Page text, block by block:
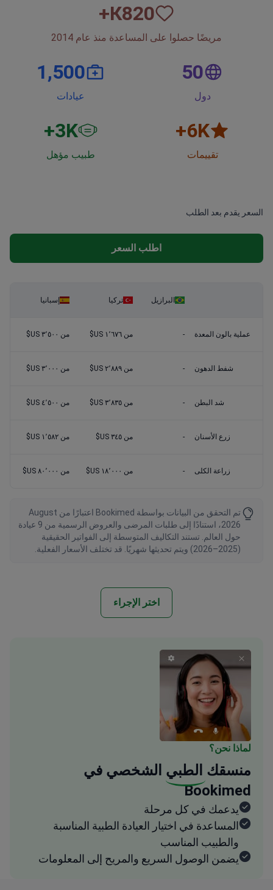
820
К+
مريضًا حصلوا على المساعدة منذ عام 2014
50
دول
1,500
عيادات
6K+
تقييمات
3K+
طبيب مؤهل
السعر يقدم بعد الطلب
اطلب السعر
البرازيل تركيا إسبانيا
عملية بالون المعدة - من ١٬٦٧٦ US$ من ٣٬٥٠٠ US$
شفط الدهون - من ٢٬٨٨٩ US$ من ٣٬٠٠٠ US$
شد البطن - من ٣٬٨٣٥ US$ من ٤٬٥٠٠ US$
زرع الأسنان - من ٣٤٥ US$ من ١٬٥٨٢ US$
زراعة الكلى - من ١٨٬٠٠٠ US$ من ٨٠٬٠٠٠ US$
تم التحقق من البيانات بواسطة Bookimed اعتبارًا من August
2026، استنادًا إلى طلبات المرضى والعروض الرسمية من 9 عيادة
حول العالم. تستند التكاليف المتوسطة إلى الفواتير الحقيقية
(2025–2026) ويتم تحديثها شهريًا. قد تختلف الأسعار الفعلية.
اختر الإجراء
لماذا نحن؟
منسقك الطبي الشخصي في
Bookimed
يدعمك في كل مرحلة
المساعدة في اختيار العيادة الطبية المناسبة
والطبيب المناسب
يضمن الوصول السريع والمريح إلى المعلومات